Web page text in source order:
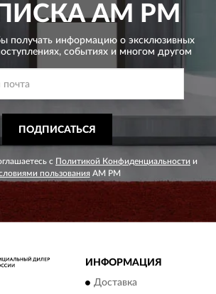
AM PM
получать информацию о эксклюзивных
событиях и многом другом
ПОДПИСАТЬСЯ
с Политикой Конфиденциальности и
пользования AM PM
ИНФОРМАЦИЯ
Доставка